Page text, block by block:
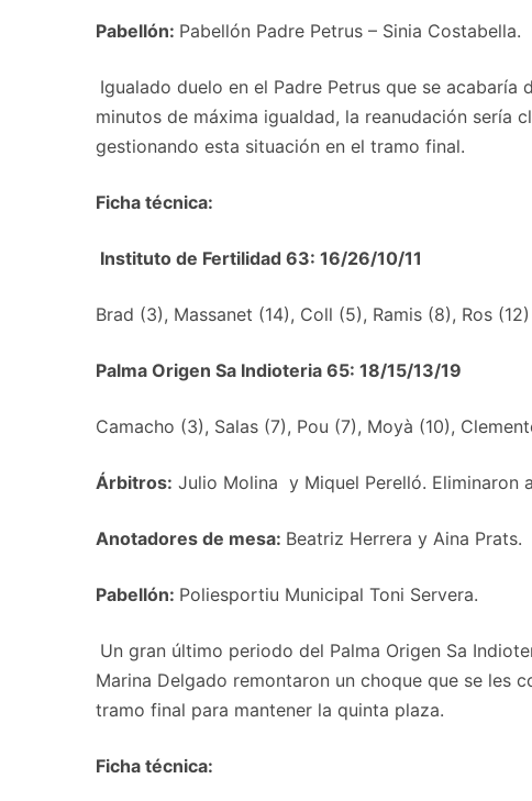
Pabellón: Pabellón Padre Petrus – Sinia Costabella.
Igualado duelo en el Padre Petrus que se
minutos de máxima igualdad, la reanudación sería
gestionando esta situación en el tramo final.
Ficha técnica:
Instituto de Fertilidad 63: 16/26/10/11
Brad (3), Massanet (14), Coll (5), Ramis (8), Ros
Palma Origen Sa Indioteria 65: 18/15/13/19
Camacho (3), Salas (7), Pou (7), Moyà (10),
Árbitros: Julio Molina y Miquel Perelló. Eliminaron
Anotadores de mesa: Beatriz Herrera y Aina Prats.
Pabellón: Poliesportiu Municipal Toni Servera.
Un gran último periodo del Palma Origen Sa
Marina Delgado remontaron un choque que se les
tramo final para mantener la quinta plaza.
Ficha técnica: